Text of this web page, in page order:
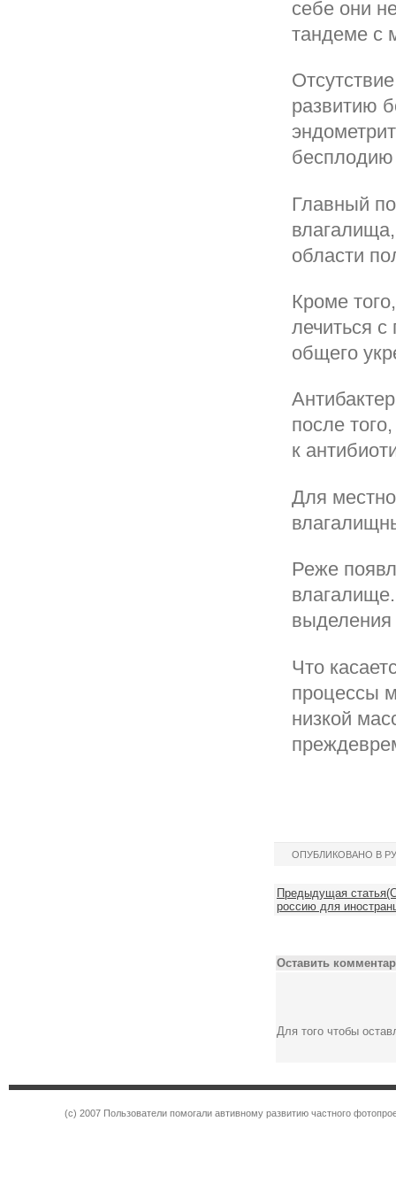
себе они
тандеме с
развитию
бесплодию
Главный
области
Кроме
лечиться
общего
после
к
Для
Реже
выделения
Что
процессы
низкой
ОПУБЛИКОВАНО В
Предыдущая
россию для
Оставить
Для того чтобы
(c) 2007 Пользователи помогали автивному развитию частного